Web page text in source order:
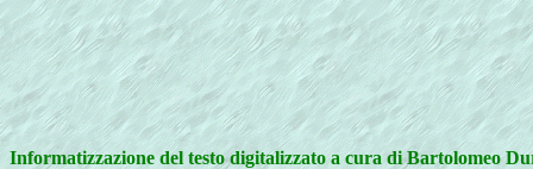
Informatizzazione del testo digitalizzato a cura di Bartolomeo